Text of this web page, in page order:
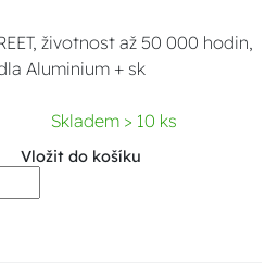
životnost až 50 000 hodin,
Aluminium + sk
Skladem > 10 ks
Vložit do košíku